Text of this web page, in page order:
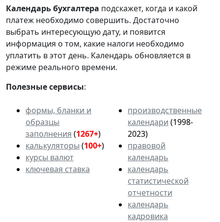
Календарьбухгалтера подскажет, когда и какой
платеж необходимо совершить. Достаточно
выбрать интересующую дату, и появится
информация о том, какие налоги необходимо
уплатить в этот день. Календарь обновляется в
режиме реального времени.
Полезные сервисы:
формы, бланки и
образцы
заполнения (1267+)
калькуляторы (100+)
курсы валют
ключевая ставка
производственные
календари (1998-
2023)
правовой
календарь
календарь
статистической
отчетности
календарь
кадровика